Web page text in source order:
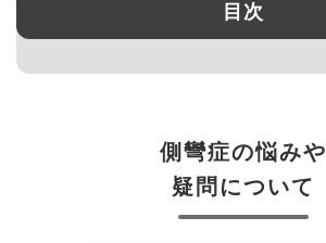
目次
側彎症の悩みや
疑問について